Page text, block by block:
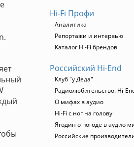
Hi-Fi Профи
Аналитика
Репортажи и интервью
Каталог Hi-Fi брендов
Российский Hi-End
Клуб "у Деда"
Радиолюбительство. Hi-
О мифах в аудио
Hi-Fi с ног на голову
Ягодин о погоде в аудио
Российские